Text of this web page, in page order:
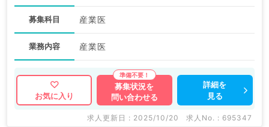
募集科目 産業医
業務内容 産業医
お気に入り
募集状況を
問い合わせる
詳細を
見る
求人更新日 : 2025/10/20 求人No. : 695347